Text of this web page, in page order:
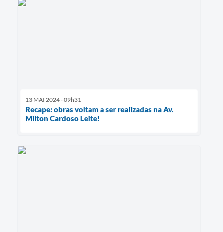
13 MAI 2024 - 09h31
Recape: obras voltam a ser realizadas na Av.
Milton Cardoso Leite!